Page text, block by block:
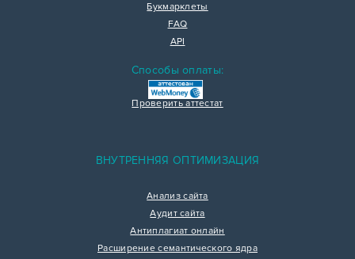
Букмарклеты
FAQ
API
Способы оплаты:
Проверить аттестат
ВНУТРЕННЯЯ ОПТИМИЗАЦИЯ
Анализ сайта
Аудит сайта
Антиплагиат онлайн
Расширение семантического ядра